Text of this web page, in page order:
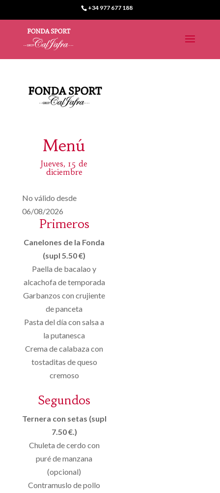
+34 977 677 188
Menú
Jueves, 15 de
diciembre
No válido desde
06/08/2026
Primeros
Canelones de la Fonda
(supl 5.50 €)
Paella de bacalao y
alcachofa de temporada
Garbanzos con crujiente
de panceta
Pasta del día con salsa a
la putanesca
Crema de calabaza con
tostaditas de queso
cremoso
Segundos
Ternera con setas (supl
7.50 €.)
Chuleta de cerdo con
puré de manzana
(opcional)
Contramuslo de pollo